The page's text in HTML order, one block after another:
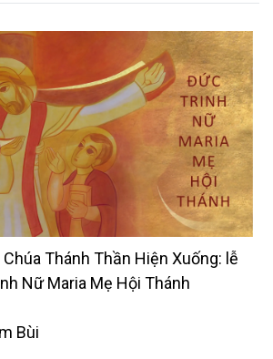
Thánh Thần Hiện Xuống: lễ
Nữ Maria Mẹ Hội Thánh
Bùi